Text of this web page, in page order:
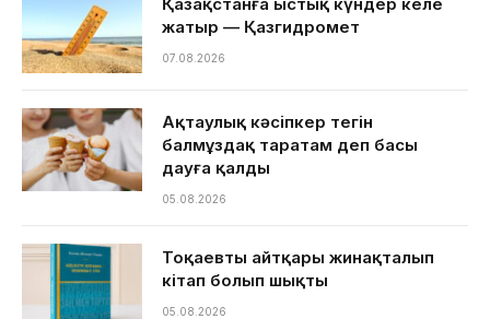
жатыр — Қазгидромет
07.08.2026
Ақтаулық кәсіпкер тегін
балмұздақ таратам деп басы
дауға қалды
05.08.2026
Тоқаевтың айтқары жинақталып
кітап болып шықты
05.08.2026